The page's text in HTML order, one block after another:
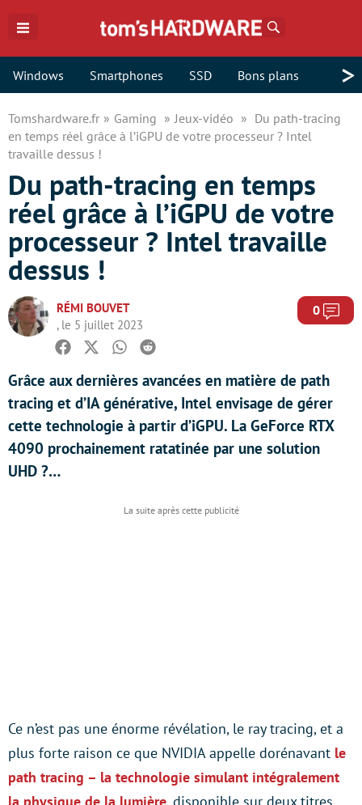
Windows Smartphones SSD Bons plans >
Tomshardware.fr Gaming Jeux-vidéo
Du path-tracing
en temps réel grâce à l’iGPU de votre processeur ? Intel
travaille dessus !
Du path-tracing en temps
réel grâce à l’iGPU de votre
processeur ? Intel travaille
dessus !
RÉMI BOUVET
, le 5 juillet 2023
0
Facebook
TwitterWhatsapp
Reddit
Grâce aux dernières avancées en matière de path
tracing et d’IA générative, Intel envisage de gérer
cette technologie à partir d’iGPU. La GeForce RTX
4090 prochainement ratatinée par une solution
UHD ?…
Ce n’est pas une énorme révélation, le ray tracing, et a
plus forte raison ce que NVIDIA appelle dorénavant le
path tracing – la technologie simulant intégralement